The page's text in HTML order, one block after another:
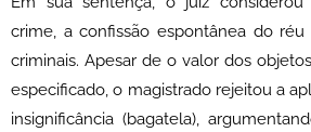
crime, a confissão espontânea do
criminais. Apesar de o valor dos
especificado, o magistrado rejeitou a
insignificância (bagatela),